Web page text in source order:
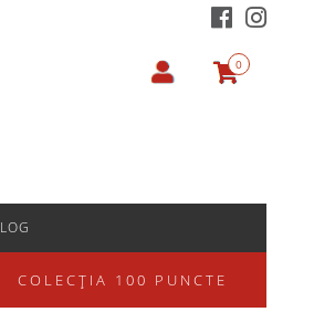
0
COLECȚIA 100 PUNCTE